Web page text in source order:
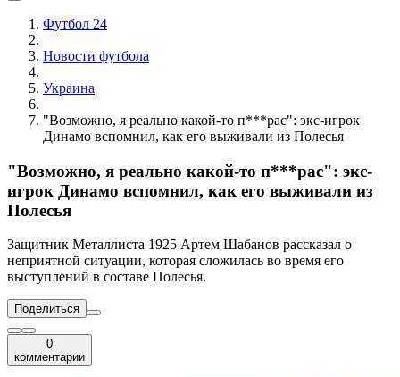
Футбол 24
Новости футбола
Украина
"Возможно, я реально какой-то п***рас": экс-игрок
Динамо вспомнил, как его выживали из Полесья
"Возможно, я реально какой-то п***рас": экс-
игрок Динамо вспомнил, как его выживали из
Полесья
Защитник Металлиста 1925 Артем Шабанов рассказал о
неприятной ситуации, которая сложилась во время его
выступлений в составе Полесья.
Поделиться
0
комментарии